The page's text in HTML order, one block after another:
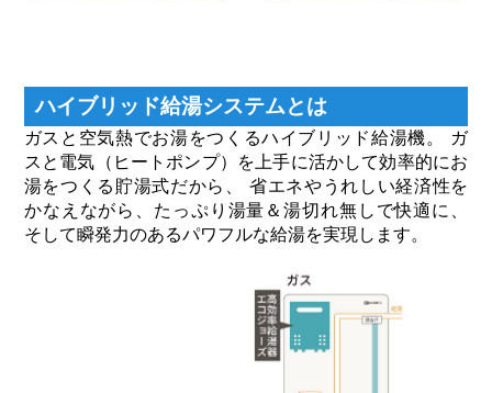
ハイブリッド給湯システムとは
ガスと空気熱でお湯をつくるハイブリッド給湯機。 ガ
スと電気（ヒートポンプ）を上手に活かして効率的にお
湯をつくる貯湯式だから、 省エネやうれしい経済性を
かなえながら、たっぷり湯量＆湯切れ無しで快適に、
そして瞬発力のあるパワフルな給湯を実現します。